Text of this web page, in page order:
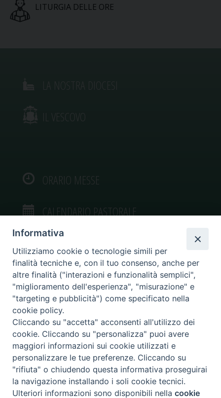
LITURGIA DELLE ORE
IL VESCOVO
ORARIO MESSE
CALENDARIO PASTORALE
VIDEOGALLERY
PHOTOGALLERY
Diocesi di Caltagirone
Piazza San Francesco d’Assisi, 9 – tel. 0933.34186 – fax 0933.820590 e-mail:
comunicazionisociali@diocesidicaltagirone.it
Informativa
Utilizziamo cookie o tecnologie simili per
finalità tecniche e, con il tuo consenso, anche per
altre finalità ("interazioni e funzionalità semplici",
"miglioramento dell'esperienza", "misurazione" e
"targeting e pubblicità") come specificato nella
cookie policy.
Cliccando su "accetta" acconsenti all'utilizzo dei
cookie. Cliccando su "personalizza" puoi avere
maggiori informazioni sui cookie utilizzati e
personalizzare le tue preferenze. Cliccando su
"rifiuta" o chiudendo questa informativa proseguirai
la navigazione installando i soli cookie tecnici.
Ulteriori informazioni sono disponibili nellacookie